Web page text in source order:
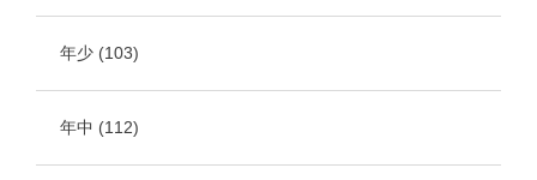
年少 (103)
年中 (112)